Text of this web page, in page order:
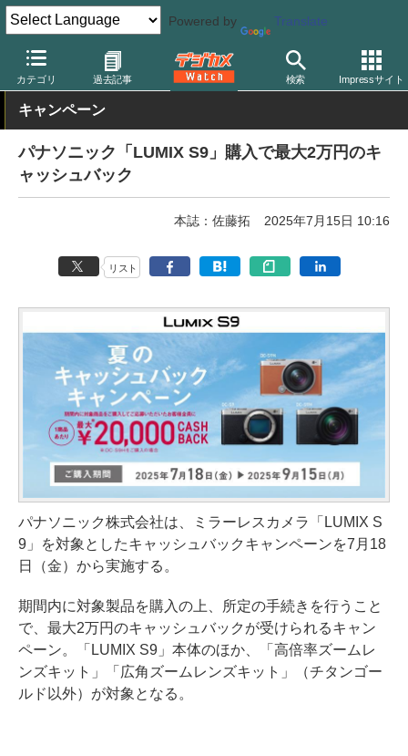
Powered by Translate
カテゴリ 過去記事 検索 Impressサイト
デジカメ Watch カメラ ミラーレスカメラ パナソニック
キャンペーン
パナソニック「LUMIX S9」購入で最大2万円のキ
ャッシュバック
本誌：佐藤拓 2025年7月15日 10:16
リスト
パナソニック株式会社は、ミラーレスカメラ「LUMIX S
9」を対象としたキャッシュバックキャンペーンを7月18
日（金）から実施する。
期間内に対象製品を購入の上、所定の手続きを行うこと
で、最大2万円のキャッシュバックが受けられるキャン
ペーン。「LUMIX S9」本体のほか、「高倍率ズームレ
ンズキット」「広角ズームレンズキット」（チタンゴー
ルド以外）が対象となる。